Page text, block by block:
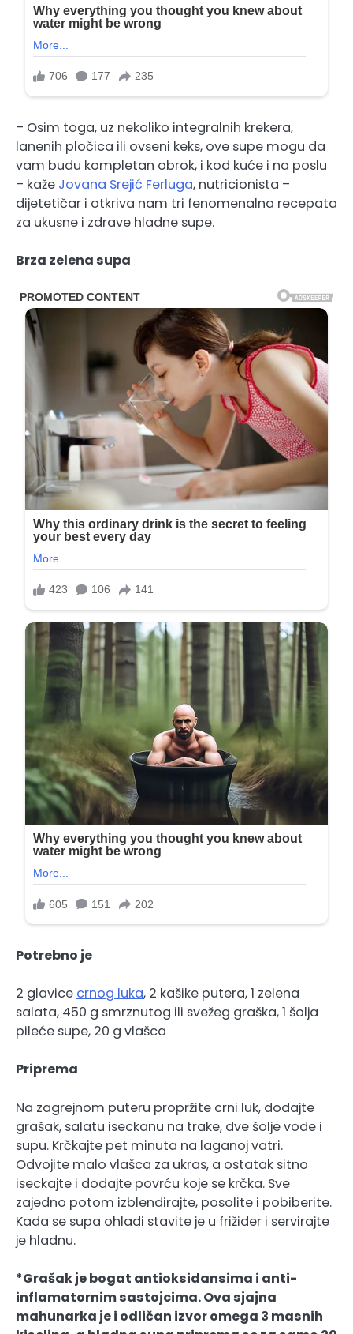
– Osim toga, uz nekoliko integralnih krekera,
lanenih pločica ili ovseni keks, ove supe mogu da
vam budu kompletan obrok, i kod kuće i na poslu
– kaže Jovana Srejić Ferluga, nutricionista –
dijetetičar i otkriva nam tri fenomenalna recepata
za ukusne i zdrave hladne supe.
Brza zelena supa
Potrebno je
2 glavice crnog luka, 2 kašike putera, 1 zelena
salata, 450 g smrznutog ili svežeg graška, 1 šolja
pileće supe, 20 g vlašca
Priprema
Na zagrejnom puteru propržite crni luk, dodajte
grašak, salatu iseckanu na trake, dve šolje vode i
supu. Krčkajte pet minuta na laganoj vatri.
Odvojite malo vlašca za ukras, a ostatak sitno
iseckajte i dodajte povrću koje se krčka. Sve
zajedno potom izblendirajte, posolite i pobiberite.
Kada se supa ohladi stavite je u frižider i servirajte
je hladnu.
*Grašak je bogat antioksidansima i anti-
inflamatornim sastojcima. Ova sjajna
mahunarka je i odličan izvor omega 3 masnih